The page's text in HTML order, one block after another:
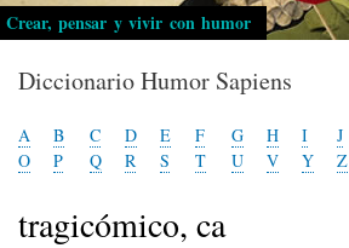
Crear, pensar y vivir con humor
Diccionario Humor Sapiens
A B C D E F G H I J
O
P Q R S T U V Y Z
tragicómico, ca